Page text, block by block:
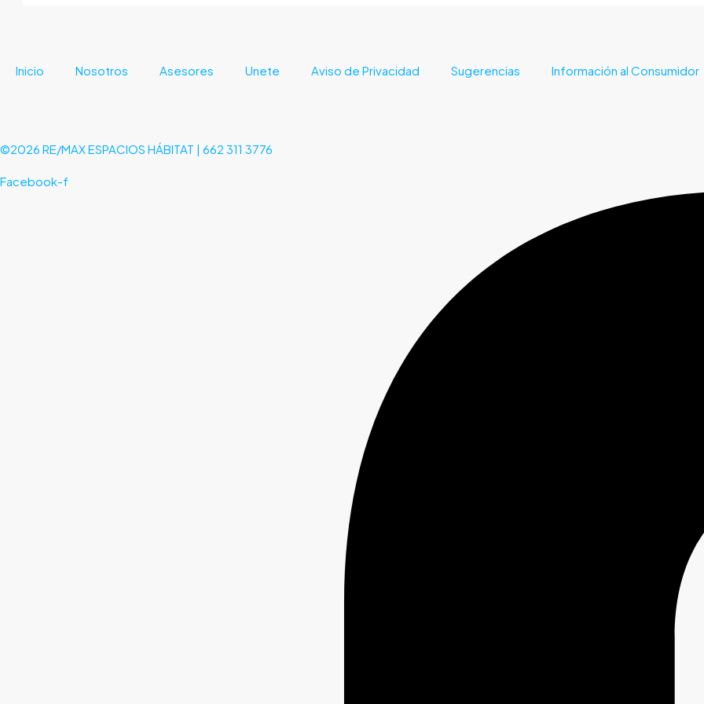
Inicio Nosotros Asesores Unete Aviso de Privacidad Sugerencias Información al Consumidor
©2026 RE/MAX ESPACIOS HÁBITAT | 662 311 3776
Facebook-f